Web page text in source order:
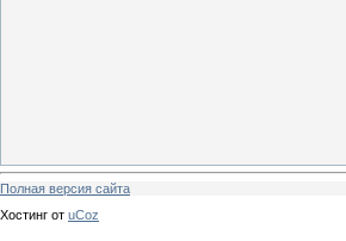
Полная версия сайта
Хостинг от uCoz